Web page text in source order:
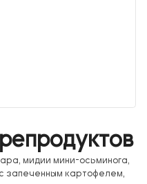
мидии мини-осьминога,
запеченным картофелем,